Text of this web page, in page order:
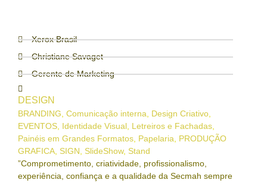
Xerox Brasil
Christiane Savaget
Gerente de Marketing
DESIGN
BRANDING Comunicação interna Design Criativo
EVENTOS Identidade Visual Letreiros e Fachadas
Painéis em Grandes Formatos Papelaria
PRODUÇÃO
GRAFICA SIGN SlideShow, Stand
”Comprometimento, criatividade, profissionalismo,
experiência, confiança e a qualidade da Secmah sempre